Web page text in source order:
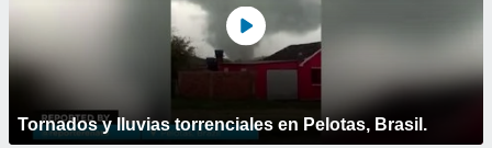
Tornados y lluvias torrenciales en Pelotas, Brasil.